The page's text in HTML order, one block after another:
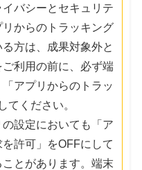
バシーとセキュリテ
からのトラッキング
方は、成果対象外と
利用の前に、必ず端
アプリからのトラッ
てください。
設定においても「ア
許可」をOFFにして
とがあります。端末